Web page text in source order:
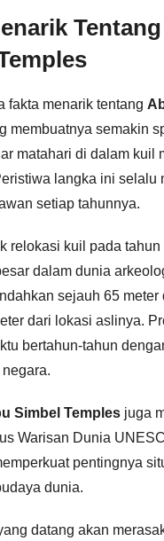
fakta menarik tentang
membuatnya semakin
matahari di dalam kuil
langka ini selalu
setiap tahunnya.
relokasi kuil pada
dalam dunia
sejauh 65 meter
dari lokasi aslinya.
bertahun-tahun
Simbel Temples juga
Warisan Dunia
pentingnya
dunia.
datang akan